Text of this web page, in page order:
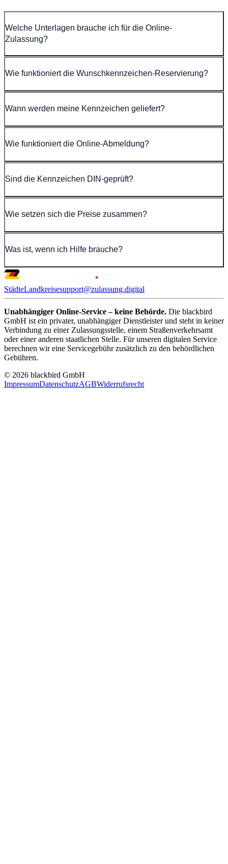
Welche Unterlagen brauche ich für die Online-
Zulassung?
Wie funktioniert die Wunschkennzeichen-Reservierung?
Wann werden meine Kennzeichen geliefert?
Wie funktioniert die Online-Abmeldung?
Sind die Kennzeichen DIN-geprüft?
Wie setzen sich die Preise zusammen?
Was ist, wenn ich Hilfe brauche?
StädteLandkreisesupport@zulassung.digital
Unabhängiger Online-Service – keine Behörde. Die blackbird
GmbH ist ein privater, unabhängiger Dienstleister und steht in keiner
Verbindung zu einer Zulassungsstelle, einem Straßenverkehrsamt
oder einer anderen staatlichen Stelle. Für unseren digitalen Service
berechnen wir eine Servicegebühr zusätzlich zu den behördlichen
Gebühren.
© 2026 blackbird GmbH
ImpressumDatenschutzAGBWiderrufsrecht